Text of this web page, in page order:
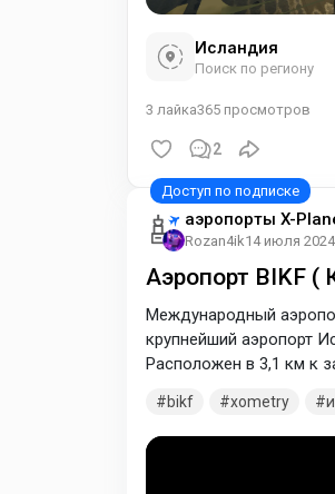
Исландия
Поиск по региону
3 лайка365 просмотров
2
аэропорты X-
Rozan4ik14 июля
Аэропорт BIKF (
Международный
крупнейший аэропорт
Расположен в 3,1 км к
bikf xometry